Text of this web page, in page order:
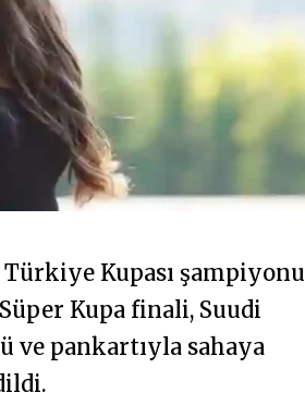
Kupası şampiyonu
Kupa finali, Suudi
pankartıyla sahaya